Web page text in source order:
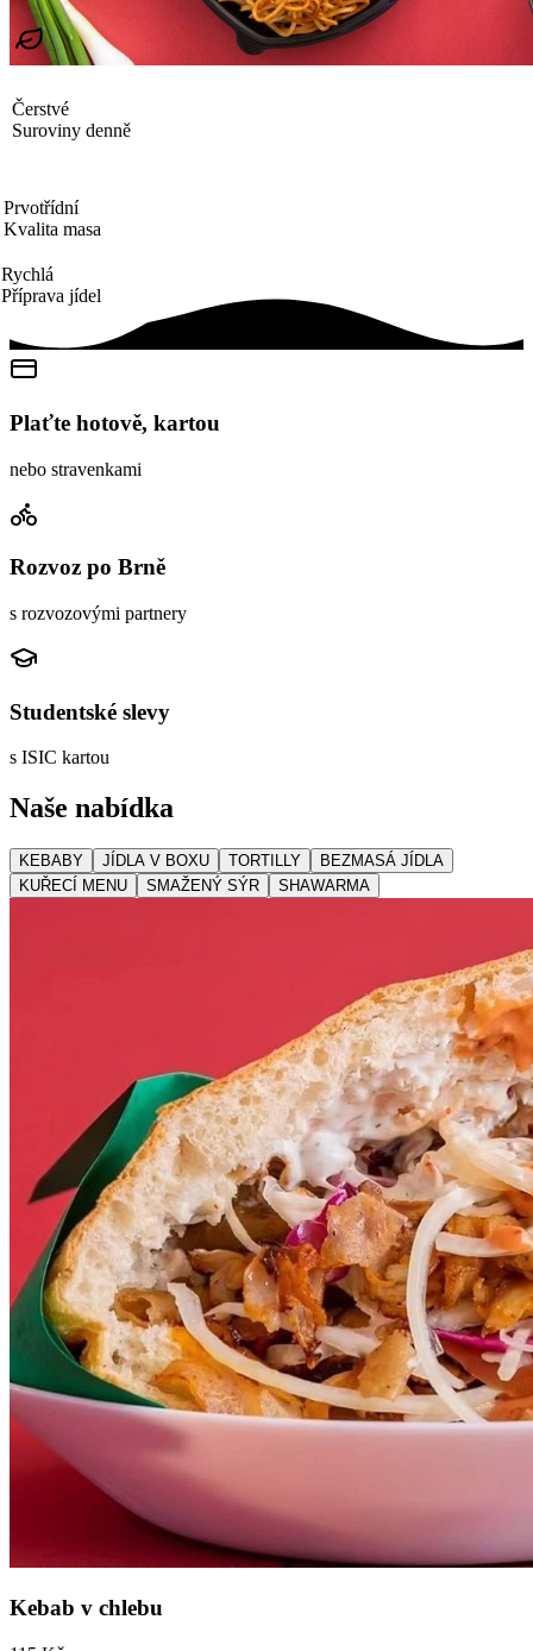
Čerstvé
Suroviny denně
Prvotřídní
Kvalita masa
Rychlá
Příprava jídel
Plaťte hotově, kartou
nebo stravenkami
Rozvoz po Brně
s rozvozovými partnery
Studentské slevy
s ISIC kartou
Naše nabídka
KEBABY JÍDLA V BOXU TORTILLY
BEZMASÁ JÍDLA
KUŘECÍ MENU
SMAŽENÝ SÝR SHAWARMA
Kebab v chlebu